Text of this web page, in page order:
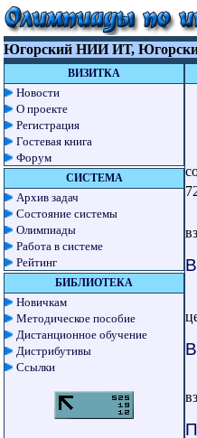
Югорский НИИ ИТ,
ВИЗИТКА
Новости
О проекте
Регистрация
Гостевая книга
Форум
СИСТЕМА
Архив задач
Состояние системы
Олимпиады
Работа в системе
Рейтинг
БИБЛИОТЕКА
Новичкам
Методическое пособие
Дистанционное обучение
Дистрибутивы
Ссылки